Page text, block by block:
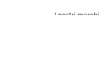
I nostri marchi